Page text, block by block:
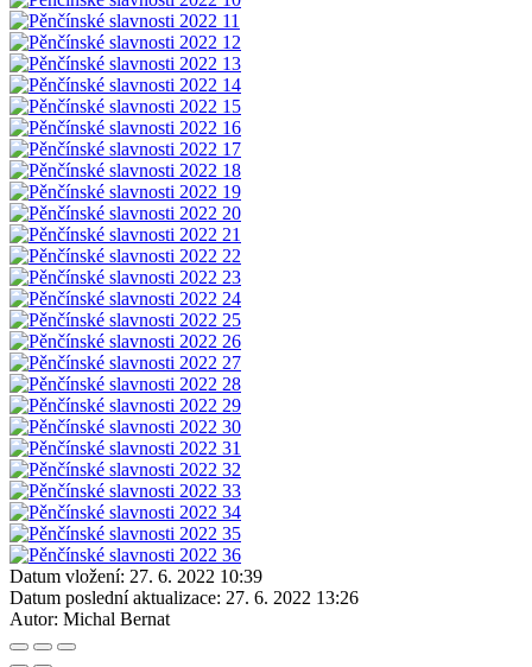
Datum vložení: 27. 6. 2022 10:39
Datum poslední aktualizace: 27. 6. 2022 13:26
Autor: Michal Bernat